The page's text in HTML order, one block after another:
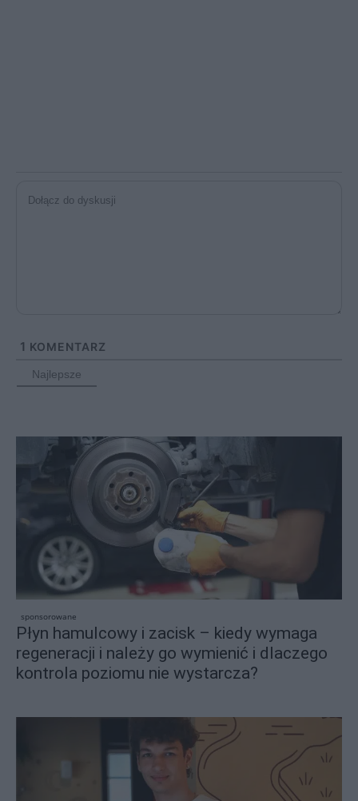
1 KOMENTARZ
Najlepsze
sponsorowane
Płyn hamulcowy i zacisk – kiedy wymaga
regeneracji i należy go wymienić i dlaczego
kontrola poziomu nie wystarcza?